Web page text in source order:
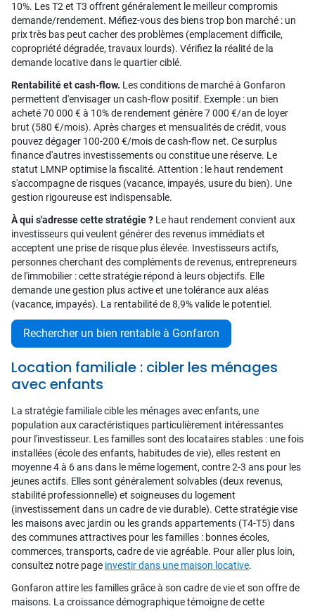
10%. Les T2 et T3 offrent généralement le meilleur compromis
demande/rendement. Méfiez-vous des biens trop bon marché : un
prix très bas peut cacher des problèmes (emplacement difficile,
copropriété dégradée, travaux lourds). Vérifiez la réalité de la
demande locative dans le quartier ciblé.
Rentabilité et cash-flow. Les conditions de marché à Gonfaron
permettent d'envisager un cash-flow positif. Exemple : un bien
acheté 70 000 € à 10% de rendement génère 7 000 €/an de loyer
brut (580 €/mois). Après charges et mensualités de crédit, vous
pouvez dégager 100-200 €/mois de cash-flow net. Ce surplus
finance d'autres investissements ou constitue une réserve. Le
statut LMNP optimise la fiscalité. Attention : le haut rendement
s'accompagne de risques (vacance, impayés, usure du bien). Une
gestion rigoureuse est indispensable.
À qui s'adresse cette stratégie ? Le haut rendement convient aux
investisseurs qui veulent générer des revenus immédiats et
acceptent une prise de risque plus élevée. Investisseurs actifs,
personnes cherchant des compléments de revenus, entrepreneurs
de l'immobilier : cette stratégie répond à leurs objectifs. Elle
demande une gestion plus active et une tolérance aux aléas
(vacance, impayés). La rentabilité de 8,9% valide le potentiel.
Rechercher un bien rentable à Gonfaron
Location familiale : cibler les ménages
avec enfants
La stratégie familiale cible les ménages avec enfants, une
population aux caractéristiques particulièrement intéressantes
pour l'investisseur. Les familles sont des locataires stables : une fois
installées (école des enfants, habitudes de vie), elles restent en
moyenne 4 à 6 ans dans le même logement, contre 2-3 ans pour les
jeunes actifs. Elles sont généralement solvables (deux revenus,
stabilité professionnelle) et soigneuses du logement
(investissement dans un cadre de vie durable). Cette stratégie vise
les maisons avec jardin ou les grands appartements (T4-T5) dans
des communes attractives pour les familles : bonnes écoles,
commerces, transports, cadre de vie agréable. Pour aller plus loin,
consultez notre page investir dans une maison locative.
Gonfaron attire les familles grâce à son cadre de vie et son offre de
maisons. La croissance démographique témoigne de cette